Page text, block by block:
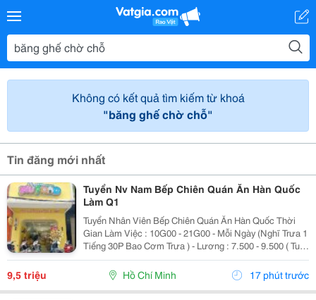
Không có kết quả tìm kiếm từ khoá
"băng ghế chờ chỗ"
Tin đăng mới nhất
Tuyển Nv Nam Bếp Chiên Quán Ăn Hàn Quốc
Làm Q1
Tuyển Nhân Viên Bếp Chiên Quán Ăn Hàn Quốc Thời
Gian Làm Việc : 10G00 - 21G00 - Mỗi Ngày (Nghĩ Trưa 1
Tiếng 30P Bao Cơm Trưa ) - Lương : 7.500 - 9.500 ( Tuỳ
Theo Năng Lực ) Mô Tả Công Việc: - Bếp Chiên : Sử
Dụng Được Chảo Non Biết Chiên...
9,5 triệu Hồ Chí Minh 17 phút trước